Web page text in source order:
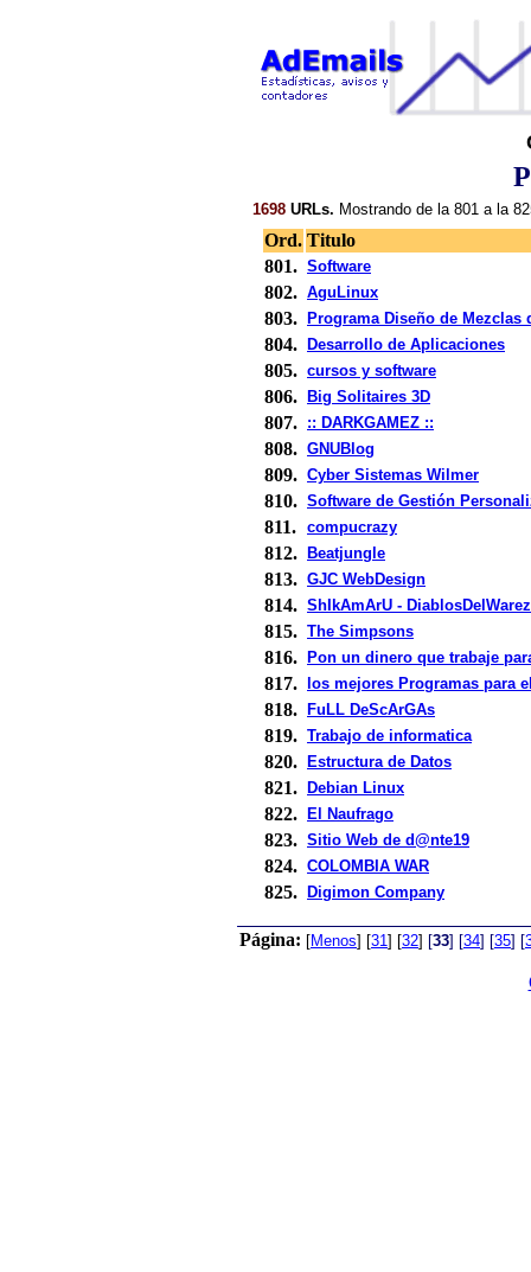
1698 URLs. Mostrando de la 801 a la
Ord. Titulo
801. Software
802. AguLinux
803. Programa Diseño de Mezclas
804. Desarrollo de Aplicaciones
805. cursos y software
806. Big Solitaires 3D
807. :: DARKGAMEZ ::
808. GNUBlog
809. Cyber Sistemas Wilmer
810. Software de Gestión
811. compucrazy
812. Beatjungle
813. GJC WebDesign
814. ShIkAmArU - DiablosDelWarez
815. The Simpsons
816. Pon un dinero que trabaje
817. los mejores Programas para
818. FuLL DeScArGAs
819. Trabajo de informatica
820. Estructura de Datos
821. Debian Linux
822. El Naufrago
823. Sitio Web de d@nte19
824. COLOMBIA WAR
825. Digimon Company
Página: [Menos] [31] [32] [33] [34] [35] [